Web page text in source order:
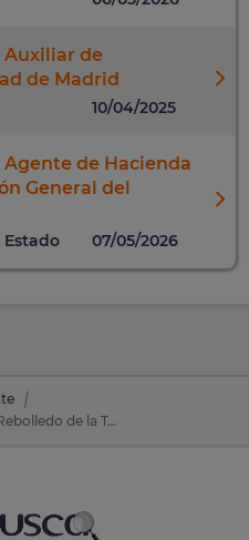
Auxiliar de
de Madrid
10/04/2025
Agente de Hacienda
General del
07/05/2026
Agrupación de Valle de Valdelucio, Rebolledo de la Torre y Humada